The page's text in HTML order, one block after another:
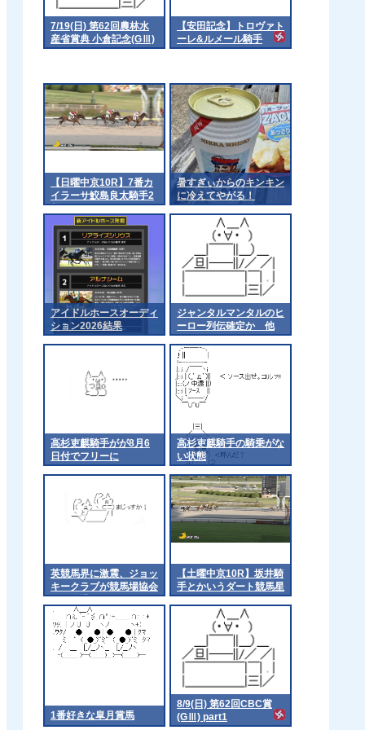
7/19(日) 第62回農林水
産省賞典 小倉記念(GⅢ)
part2
【安田記念】トロヴァト
ーレ&ルメール騎手
【日曜中京10R】7番カ
イラーサ鮫島良太騎手2
着
暑すぎぃからのキンキン
に冷えてやがる！
アイドルホースオーディ
ション2026結果
ジャンタルマンタルのヒ
ーロー列伝確定か 他
高杉吏麒騎手がが8月6
日付でフリーに
高杉吏麒騎手の騎乗がな
い状態
英競馬界に激震、ジョッ
キークラブが競馬場協会
から脱退
【土曜中京10R】坂井騎
手とかいうダート競馬星
人
1番好きな皐月賞馬
8/9(日) 第62回CBC賞
(GⅢ) part1